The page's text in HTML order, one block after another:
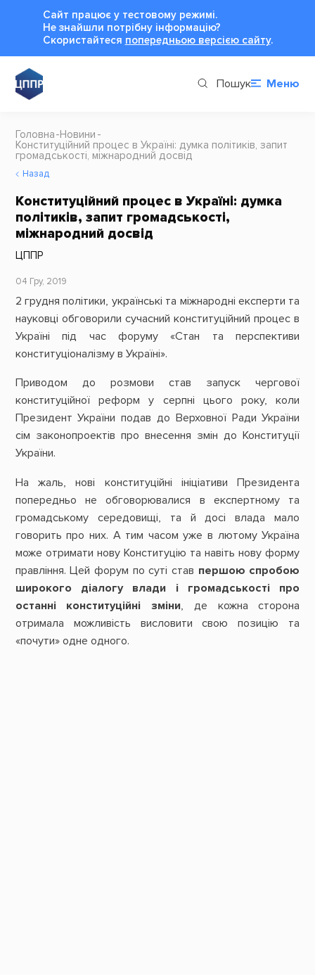
Сайт працює у тестовому режимі.
Не знайшли потрібну інформацію?
Cкористайтеся попередньою версією сайту.
Пошук Меню
Головна Новини
Конституційний процес в Україні: думка політиків, запит
громадськості, міжнародний досвід
Назад
Конституційний процес в Україні: думка
політиків, запит громадськості,
міжнародний досвід
ЦППР
04 Гру, 2019
2 грудня політики, українські та міжнародні експерти та
науковці обговорили сучасний конституційний процес в
Україні під час форуму «Стан та перспективи
конституціоналізму в Україні».
Приводом до розмови став запуск чергової
конституційної реформ у серпні цього року, коли
Президент України подав до Верховної Ради України
сім законопроектів про внесення змін до Конституції
України.
На жаль, нові конституційні ініціативи Президента
попередньо не обговорювалися в експертному та
громадському середовищі, та й досі влада мало
говорить про них. А тим часом уже в лютому Україна
може отримати нову Конституцію та навіть нову форму
правління. Цей форум по суті став першою спробою
широкого діалогу влади і громадськості про
останні конституційні зміни, де кожна сторона
отримала можливість висловити свою позицію та
«почути» одне одного.